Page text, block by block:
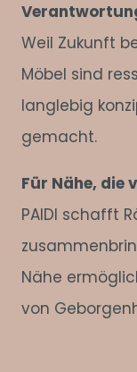
Weil Zukunft
Möbel sind
langlebig
gemacht.
Für Nähe, die
PAIDI schafft
Nähe
von